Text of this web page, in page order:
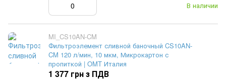
В наличии
MI_CS10AN-CM
Фильтроэлемент сливной баночный CS10AN-
CM 120 л/мин, 10 мкм, Микрокартон с
пропиткой | OMT Италия
1 377 грн з ПДВ